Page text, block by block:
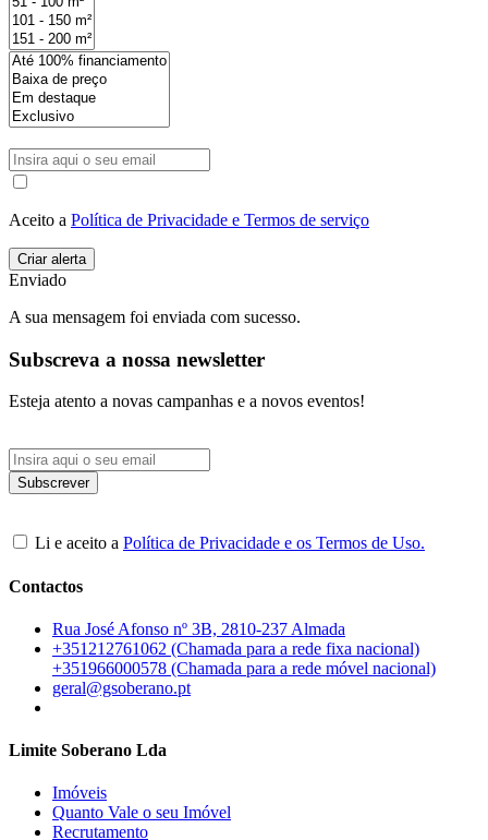
Aceito a Política de Privacidade e Termos de serviço
Enviado
A sua mensagem foi enviada com sucesso.
Subscreva a nossa newsletter
Esteja atento a novas campanhas e a novos eventos!
Li e aceito a Política de Privacidade e os Termos de Uso.
Contactos
Rua José Afonso nº 3B, 2810-237 Almada
+351212761062 (Chamada para a rede fixa nacional)
+351966000578 (Chamada para a rede móvel nacional)
geral@gsoberano.pt
Limite Soberano Lda
Imóveis
Quanto Vale o seu Imóvel
Recrutamento